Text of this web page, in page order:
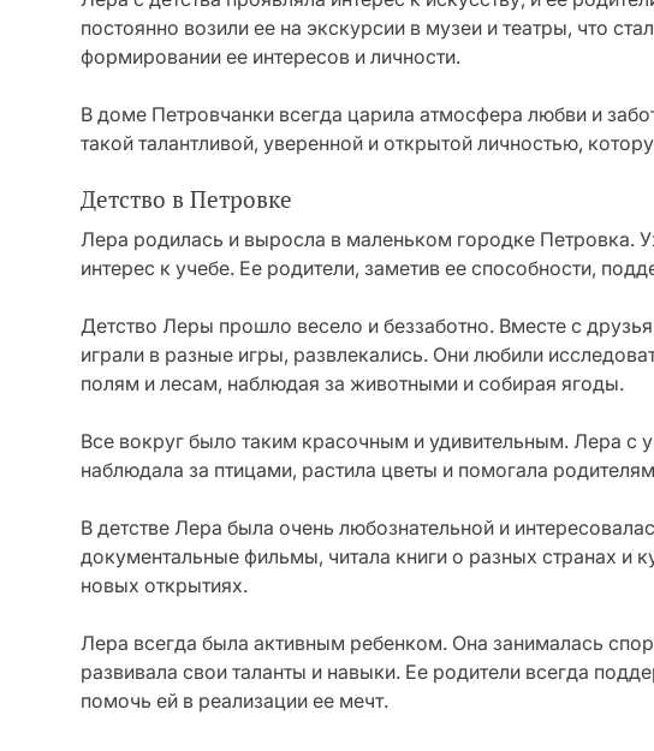
постоянно возили ее на экскурсии в музеи и театры, что
формировании ее интересов и личности.
В доме Петровчанки всегда царила атмосфера любви и
такой талантливой, уверенной и открытой личностью,
Детство в Петровке
Лера родилась и выросла в маленьком городке Петровка.
интерес к учебе. Ее родители, заметив ее способности,
Детство Леры прошло весело и беззаботно. Вместе с
играли в разные игры, развлекались. Они любили
полям и лесам, наблюдая за животными и собирая ягоды.
Все вокруг было таким красочным и удивительным. Лера
наблюдала за птицами, растила цветы и помогала
В детстве Лера была очень любознательной и
документальные фильмы, читала книги о разных странах и
новых открытиях.
Лера всегда была активным ребенком. Она занималась
развивала свои таланты и навыки. Ее родители всегда
помочь ей в реализации ее мечт.